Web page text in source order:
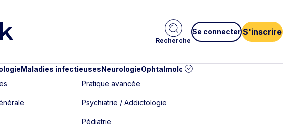
Recherche
Se connecter S'inscrire
Maladies infectieusesNeurologieOphtalmologie
Pratique avancée
Psychiatrie / Addictologie
Pédiatrie